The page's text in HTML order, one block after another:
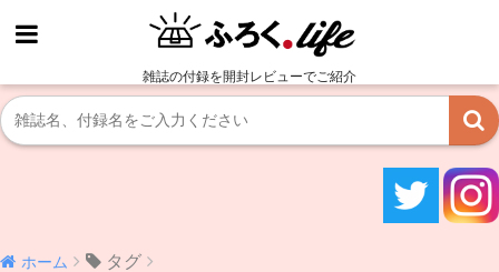
雑誌の付録を開封レビューでご紹介
ホーム タグ